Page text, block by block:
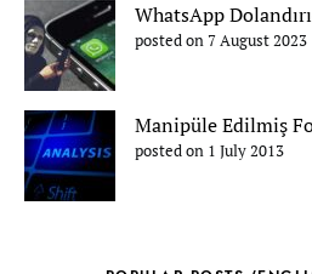
WhatsApp
posted on 7 August 2023
Manipüle Edilmiş
posted on 1 July 2013